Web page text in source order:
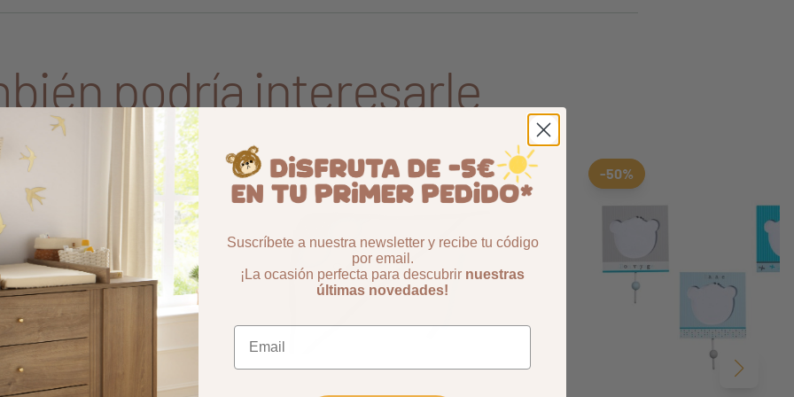
podría interesarle
Aggiungi ai preferiti
borrar favoritos Aggiungi ai preferiti
borrar favoritos
-50,02% -50%
Suscríbete a nuestra newsletter y recibe tu código
por email.
¡La ocasión perfecta para descubrir nuestras
últimas novedades!